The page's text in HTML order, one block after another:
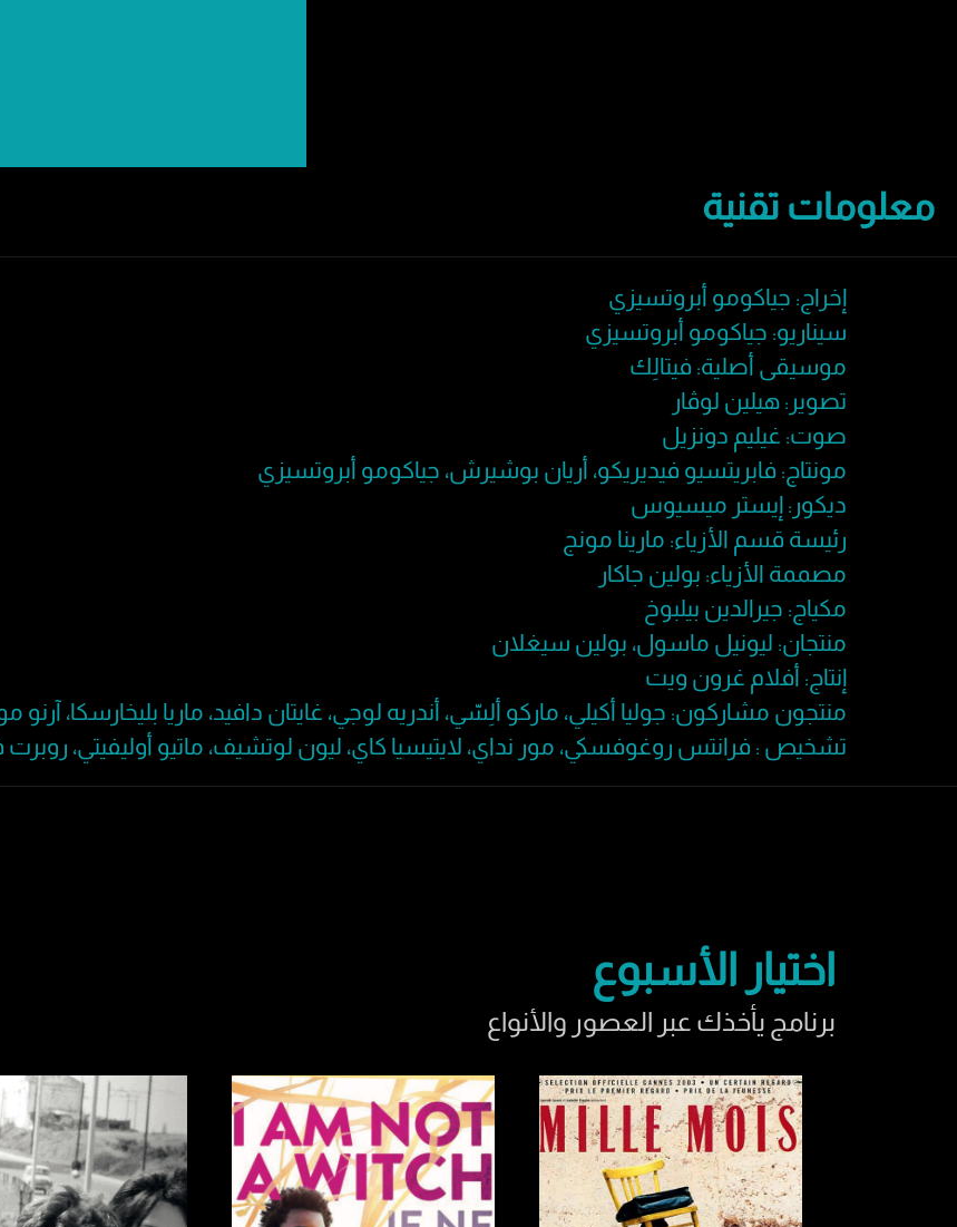
معلومات تقنية
إخراج: جياكومو أبروتسيزي
سيناريو: جياكومو أبروتسيزي
موسيقى أصلية: فيتالِك
تصوير: هيلين لوڤار
صوت: غيليم دونزيل
مونتاج: فابريتسيو فيديريكو، أريان بوشيرش، جياكومو أبروتسيزي
ديكور: إيستر ميسيوس
رئيسة قسم الأزياء: مارينا مونج
مصممة الأزياء: بولين جاكار
مكياج: جيرالدين بيلبوخ
منتجان: ليونيل ماسول، بولين سيغلان
إنتاج: أفلام غرون ويت
منتجون مشاركون: جوليا أكيلي، ماركو ألِسّي، أندريه لوجي، غايتان دافيد، ماريا بليخارسكا، آرنو
تشخيص : فرانتس روغوفسكي، مور نداي، لايتيسيا كاي، ليون لوتشيف، ماتيو أوليفيتي، روبرت
اختيار الأسبوع
برنامج يأخذك عبر العصور والأنواع